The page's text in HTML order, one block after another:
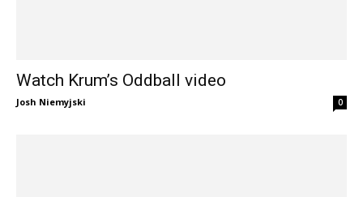
Watch Krum’s Oddball video
Josh Niemyjski 0